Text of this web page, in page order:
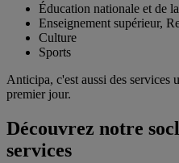
Éducation nationale et de
Enseignement supérieur,
Culture
Sports
Anticipa, c'est aussi des services
premier jour.
Découvrez notre
services